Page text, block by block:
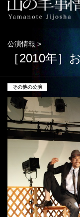
公演情報 >
［2010年］
その他の公演